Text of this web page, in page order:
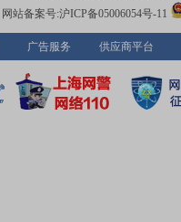
网站备案号:沪ICP备05006054号-11
广告服务 供应商平台